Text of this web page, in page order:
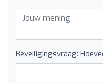
Beveiligingsvraag: